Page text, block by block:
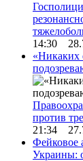
14:30
«Никаких
против
21:34
Фейковое
Украины: